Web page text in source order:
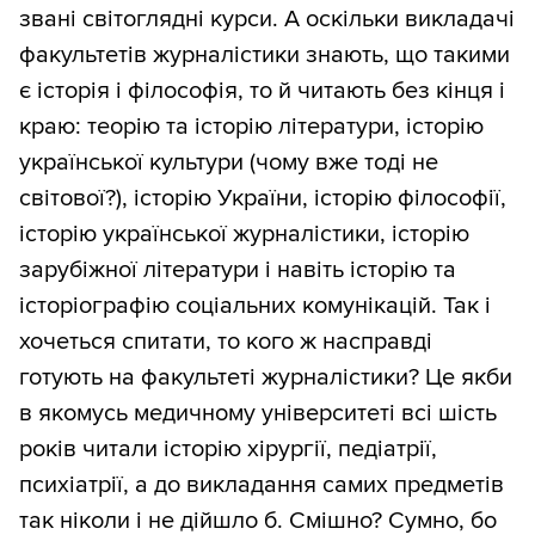
звані світоглядні курси. А оскільки викладачі
факультетів журналістики знають, що такими
є історія і філософія, то й читають без кінця і
краю: теорію та історію літератури, історію
української культури (чому вже тоді не
світової?), історію України, історію філософії,
історію української журналістики, історію
зарубіжної літератури і навіть історію та
історіографію соціальних комунікацій. Так і
хочеться спитати, то кого ж насправді
готують на факультеті журналістики? Це якби
в якомусь медичному університеті всі шість
років читали історію хірургії, педіатрії,
психіатрії, а до викладання самих предметів
так ніколи і не дійшло б. Смішно? Сумно, бо